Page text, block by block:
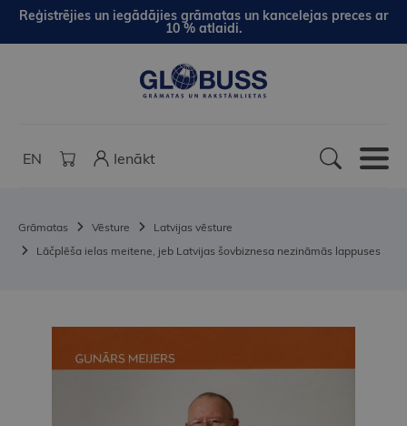
Reģistrējies un iegādājies grāmatas un kancelejas preces ar
10 % atlaidi.
EN Ienākt
Grāmatas Vēsture
Latvijas vēsture
Lāčplēša ielas meitene, jeb Latvijas šovbiznesa nezināmās lappuses